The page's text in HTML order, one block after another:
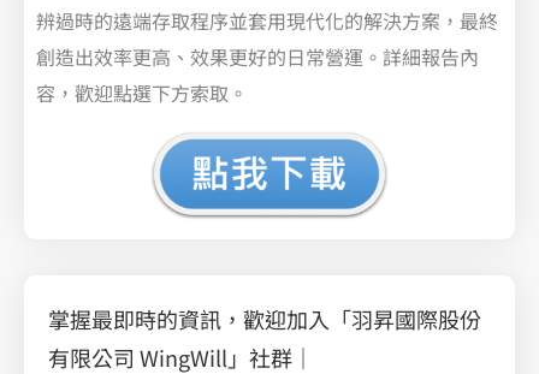
辨過時的遠端存取程序並套用現代化的解決方案，最終
創造出效率更高、效果更好的日常營運。詳細報告內
容，歡迎點選下方索取。
掌握最即時的資訊，歡迎加入「羽昇國際股份
有限公司 WingWill」社群｜